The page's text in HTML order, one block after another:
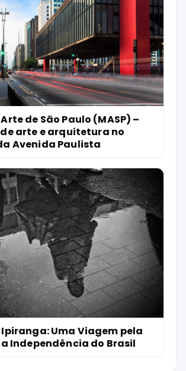
de São Paulo (MASP) –
arte e arquitetura no
Avenida Paulista
Ipiranga: Uma Viagem pela
Independência do Brasil